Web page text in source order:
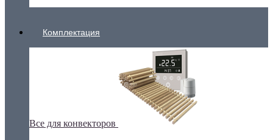
Комплектация
Все для конвекторов